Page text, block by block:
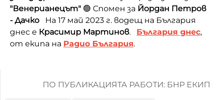
"Венерианецът" 🟢 Спомен за Йордан Петров
- Дачко На 17 май 2023 г. водещ на България
днес е Красимир Мартинов. България днес,
от екипа на Радио България.
ПО ПУБЛИКАЦИЯТА РАБОТИ: БНР ЕКИП